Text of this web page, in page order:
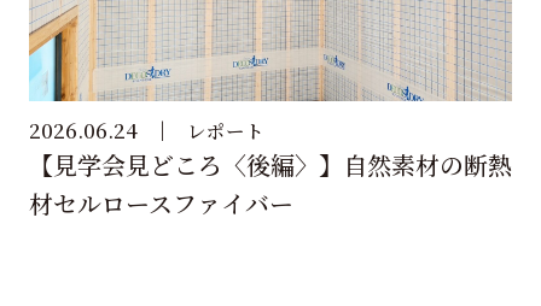
2026.06.24 レポート
【見学会見どころ〈後編〉】自然素材の断熱
材セルロースファイバー